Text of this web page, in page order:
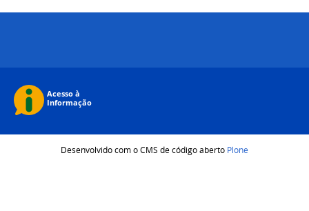
Desenvolvido com o CMS de código aberto Plone